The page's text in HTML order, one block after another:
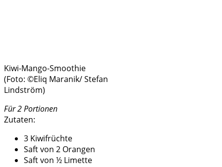
Kiwi-Mango-Smoothie
(Foto: ©Eliq Maranik/ Stefan
Lindström)
Für 2 Portionen
Zutaten:
3 Kiwifrüchte
Saft von 2 Orangen
Saft von ½ Limette